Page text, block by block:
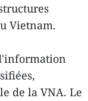
Vietnam.
de la VNA. Le